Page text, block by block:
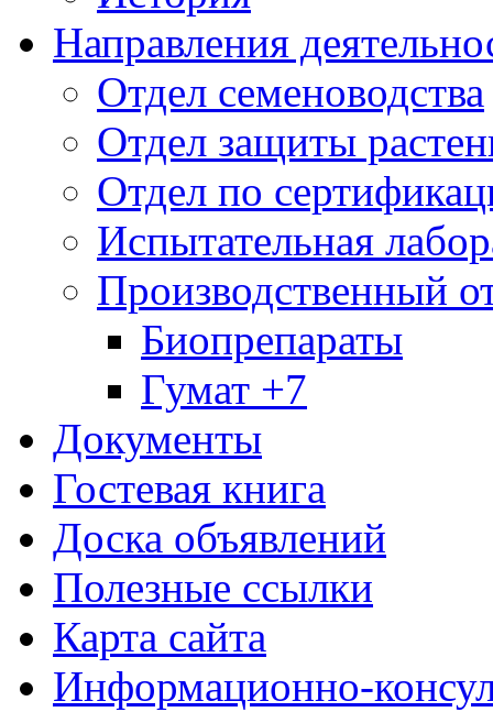
Направления
Отдел семеноводства
Отдел защиты
Отдел по
Испытательная
Производственный
Биопрепараты
Гумат +7
Документы
Гостевая книга
Доска объявлений
Полезные ссылки
Карта сайта
Информационно-